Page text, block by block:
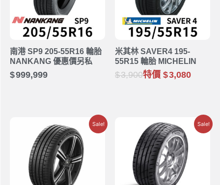
南港 SP9 205-55R16 輪胎
NANKANG 優惠價另私
999,999
米其林 SAVER4 195-
55R15 輪胎 MICHELIN
3,900特價 3,080
Sale! Sale!